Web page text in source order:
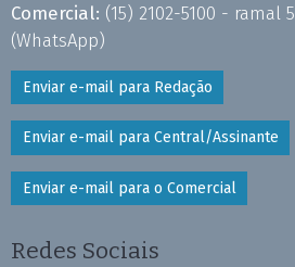
Comercial: (15) 2102-5100 - ramal
(WhatsApp)
Enviar e-mail para Redação
Enviar e-mail para Central/Assinante
Enviar e-mail para o Comercial
Redes Sociais